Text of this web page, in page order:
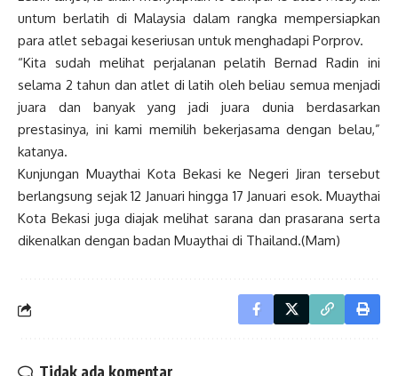
untum berlatih di Malaysia dalam rangka mempersiapkan
para atlet sebagai keseriusan untuk menghadapi Porprov.
“Kita sudah melihat perjalanan pelatih Bernad Radin ini
selama 2 tahun dan atlet di latih oleh beliau semua menjadi
juara dan banyak yang jadi juara dunia berdasarkan
prestasinya, ini kami memilih bekerjasama dengan belau,”
katanya.
Kunjungan Muaythai Kota Bekasi ke Negeri Jiran tersebut
berlangsung sejak 12 Januari hingga 17 Januari esok. Muaythai
Kota Bekasi juga diajak melihat sarana dan prasarana serta
dikenalkan dengan badan Muaythai di Thailand.(Mam)
Tidak ada komentar